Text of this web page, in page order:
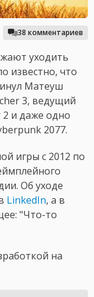
38 комментариев
уходить
известно, что
Матеуш
3, ведущий
и даже одно
2077.
игры с 2012 по
Об уходе
LinkedIn, а в
"Что-то
на